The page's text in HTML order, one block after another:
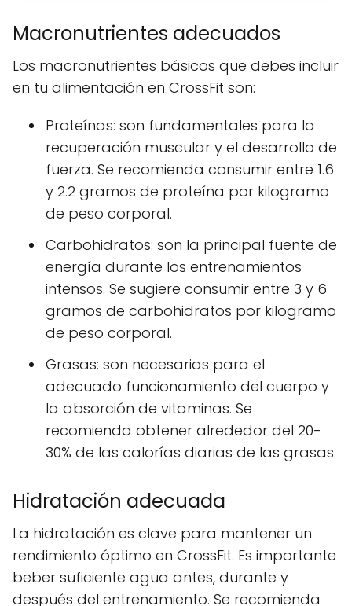
Macronutrientes adecuados
Los macronutrientes básicos que debes incluir
en tu alimentación en CrossFit son:
Proteínas: son fundamentales para la
recuperación muscular y el desarrollo de
fuerza. Se recomienda consumir entre 1.6
y 2.2 gramos de proteína por kilogramo
de peso corporal.
Carbohidratos: son la principal fuente de
energía durante los entrenamientos
intensos. Se sugiere consumir entre 3 y 6
gramos de carbohidratos por kilogramo
de peso corporal.
Grasas: son necesarias para el
adecuado funcionamiento del cuerpo y
la absorción de vitaminas. Se
recomienda obtener alrededor del 20-
30% de las calorías diarias de las grasas.
Hidratación adecuada
La hidratación es clave para mantener un
rendimiento óptimo en CrossFit. Es importante
beber suficiente agua antes, durante y
después del entrenamiento. Se recomienda